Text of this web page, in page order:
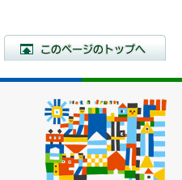
前のページに戻る